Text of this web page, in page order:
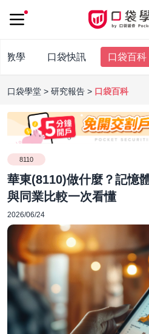
教學 口袋快訊 口袋百科
口袋學堂 研究報告 口袋百科
8110
華東(8110)做什麼？記憶
與同業比較一次看懂
2026/06/24